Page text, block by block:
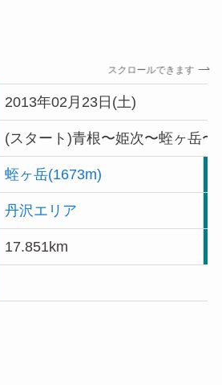
スクロールできます
2013年02月23日(土)
(スタート)青根〜姫次〜蛭ヶ岳
蛭ヶ岳(1673m)
丹沢エリア
17.851km